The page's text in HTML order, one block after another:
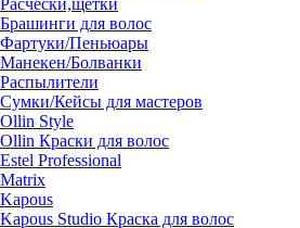
Расчёски,щетки
Брашинги для волос
Фартуки/Пеньюары
Манекен/Болванки
Распылители
Сумки/Кейсы для мастеров
Ollin Style
Ollin Краски для волос
Estel Professional
Matrix
Kapous
Kapous Studio Краска для волос